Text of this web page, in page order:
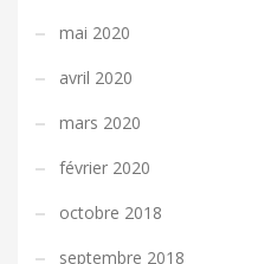
mai 2020
avril 2020
mars 2020
février 2020
octobre 2018
septembre 2018